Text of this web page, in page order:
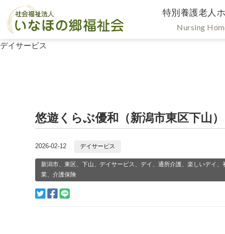
特別養護老人
Nursing
デイサービス
悠遊くらぶ優和（新潟市東区下山
2026-02-12 デイサービス
新潟市、東区、下山、デイサービス、デイ、通所介護、楽しいデイ
業、介護保険